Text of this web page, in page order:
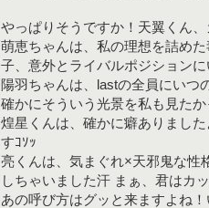
やっぱりそうですか！天翼くん
萌恵ちゃんは、私の理想を詰め
子、意外とライバルポジション
陽羽ちゃんは、lastの全員にいつ
確かにそういう光景を私も見たか
煌星くんは、確かに癖ありまし
すｺｿｯ
亮くんは、気まぐれ×天邪鬼な性
しちゃいました汗 まぁ、君はカ
あの呼び方はグッと来ますよね